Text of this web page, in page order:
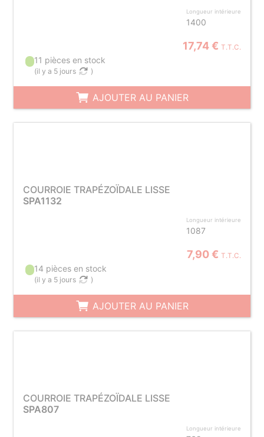
Longueur intérieure
1400
17,74 € T.T.C.
11 pièces en stock
(il y a 5 jours )
AJOUTER AU PANIER
COURROIE TRAPÉZOÏDALE LISSE
SPA1132
Longueur intérieure
1087
7,90 € T.T.C.
14 pièces en stock
(il y a 5 jours )
AJOUTER AU PANIER
COURROIE TRAPÉZOÏDALE LISSE
SPA807
Longueur intérieure